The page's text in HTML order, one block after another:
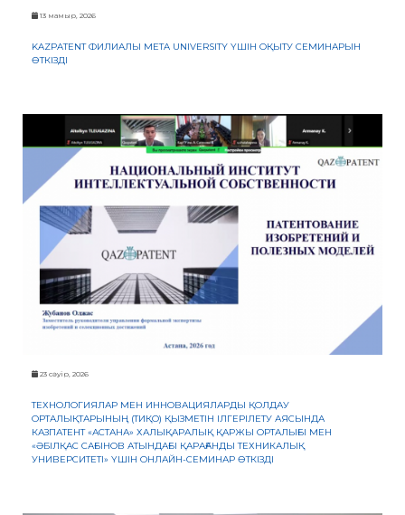
13 мамыр, 2026
KAZPATENT ФИЛИАЛЫ META UNIVERSITY ҮШІН ОҚЫТУ СЕМИНАРЫН
ӨТКІЗДІ
23 сәуір, 2026
ТЕХНОЛОГИЯЛАР МЕН ИННОВАЦИЯЛАРДЫ ҚОЛДАУ
ОРТАЛЫҚТАРЫНЫҢ (ТИҚО) ҚЫЗМЕТІН ІЛГЕРІЛЕТУ АЯСЫНДА
КАЗПАТЕНТ «АСТАНА» ХАЛЫҚАРАЛЫҚ ҚАРЖЫ ОРТАЛЫҒЫ МЕН
«ӘБІЛҚАС САҒЫНОВ АТЫНДАҒЫ ҚАРАҒАНДЫ ТЕХНИКАЛЫҚ
УНИВЕРСИТЕТІ» ҮШІН ОНЛАЙН-СЕМИНАР ӨТКІЗДІ